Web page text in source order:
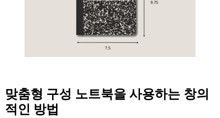
맞춤형 구성 노트북을 사용하는 창의
적인 방법